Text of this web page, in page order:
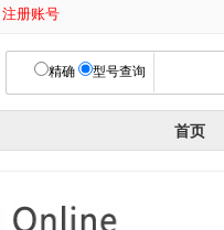
注册账号
精确 型号查询
首页